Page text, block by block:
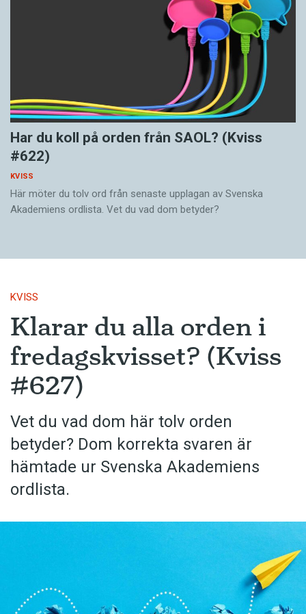
Har du koll på orden från SAOL? (Kviss
#622)
KVISS
Här möter du tolv ord från senaste upplagan av Svenska
Akademiens ordlista. Vet du vad dom betyder?
KVISS
Klarar du alla orden i
fredagskvisset? (Kviss
#627)
Vet du vad dom här tolv orden
betyder? Dom korrekta svaren är
hämtade ur Svenska Akademiens
ordlista.